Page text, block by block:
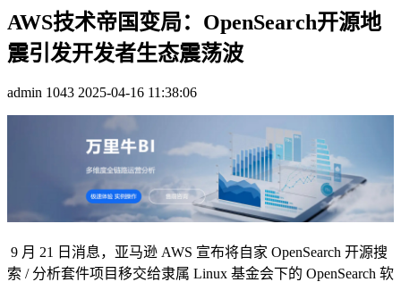
AWS技术帝国变局：OpenSearch开源地
震引发开发者生态震荡波
admin 1043 2025-04-16 11:38:06
9 月 21 日消息，亚马逊 AWS 宣布将自家 OpenSearch 开源搜
索 / 分析套件项目移交给隶属 Linux 基金会下的 OpenSearch 软